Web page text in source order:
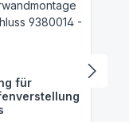
für